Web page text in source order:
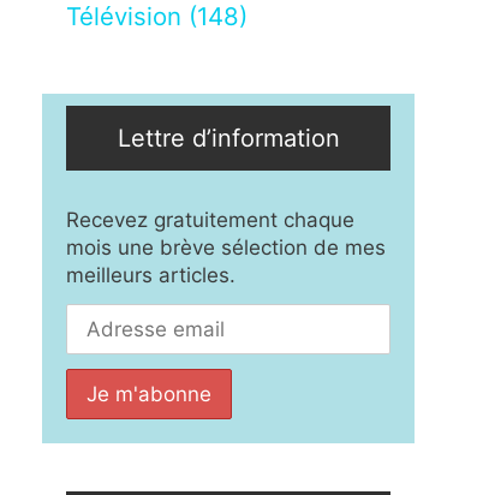
Télévision (148)
Lettre d’information
Recevez gratuitement chaque
mois une brève sélection de mes
meilleurs articles.